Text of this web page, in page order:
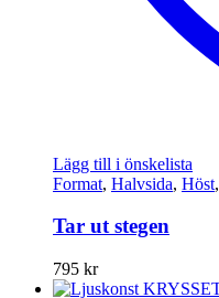
Lägg till i önskelista
Format, Halvsida, Höst,
Tar ut stegen
795 kr